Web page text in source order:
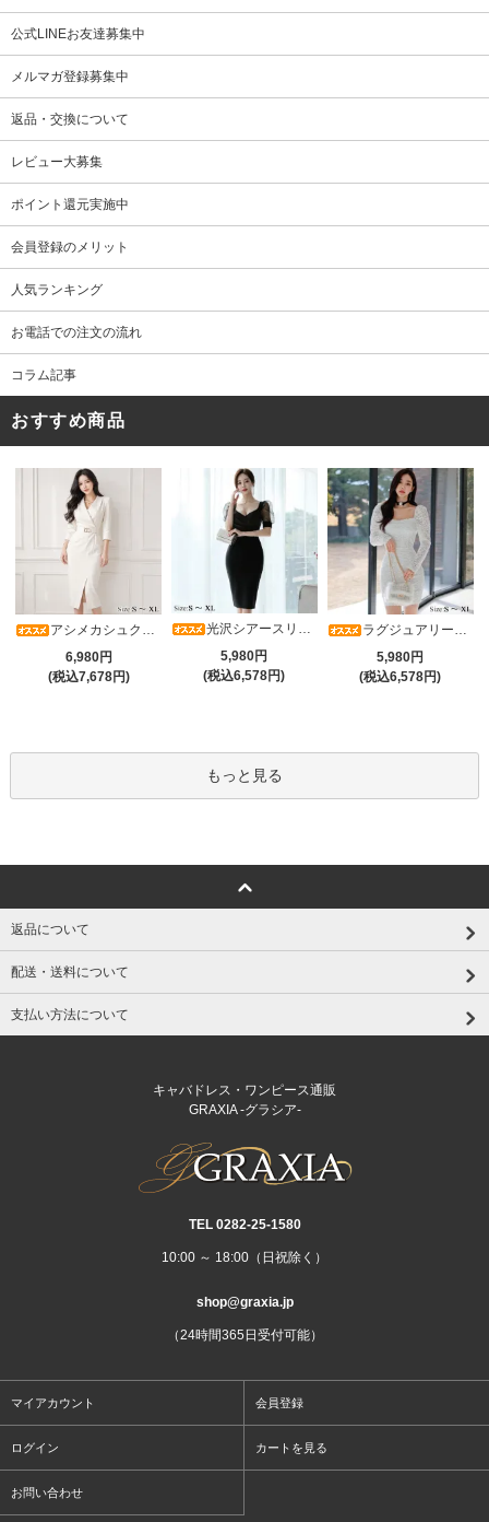
公式LINEお友達募集中
メルマガ登録募集中
返品・交換について
レビュー大募集
ポイント還元実施中
会員登録のメリット
人気ランキング
お電話での注文の流れ
コラム記事
おすすめ商品
アシメカシュクール7分袖ワンピース(キャバドレス・CABARETDRESS)
6,980円
(税込7,678円)
光沢シアースリーブが軽やかなカシュクールVネックドレープミディドレス(キャバドレス・CABARETDRESS)
5,980円
(税込6,578円)
ラグジュアリーオーナメントレースパフスリーブワンピース(キャバドレス・CABARETDRESS)
5,980円
(税込6,578円)
もっと見る
返品について
配送・送料について
支払い方法について
キャバドレス・ワンピース通販
GRAXIA -グラシア-
TEL 0282‐25‐1580
10:00 ～ 18:00（日祝除く）
shop@graxia.jp
（24時間365日受付可能）
マイアカウント 会員登録
ログイン カートを見る
お問い合わせ